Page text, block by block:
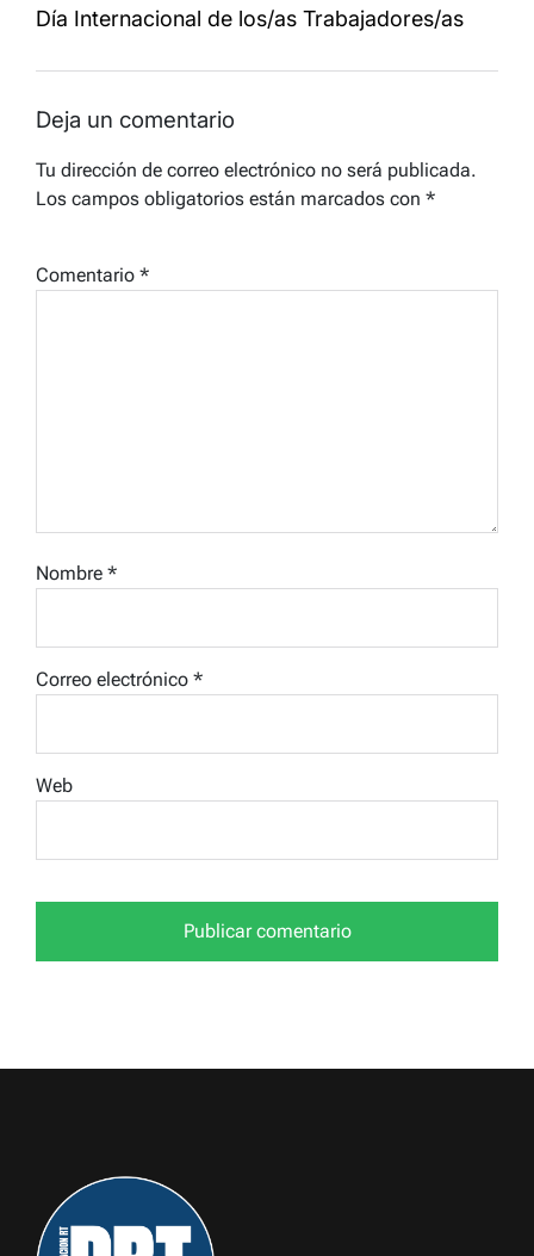
Día Internacional de los/as Trabajadores/as
Deja un comentario
Tu dirección de correo electrónico no será publicada.
Los campos obligatorios están marcados con *
Comentario *
Nombre *
Correo electrónico *
Web